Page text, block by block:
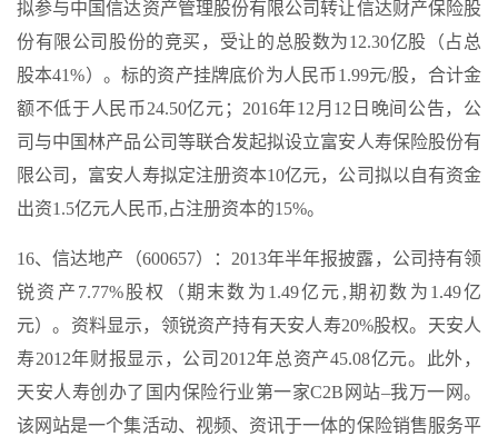
拟参与中国信达资产管理股份有限公司转让信达财产保险股
份有限公司股份的竞买，受让的总股数为12.30亿股（占总
股本41%）。标的资产挂牌底价为人民币1.99元/股，合计金
额不低于人民币24.50亿元；2016年12月12日晚间公告，公
司与中国林产品公司等联合发起拟设立富安人寿保险股份有
限公司，富安人寿拟定注册资本10亿元，公司拟以自有资金
出资1.5亿元人民币,占注册资本的15%。
16、信达地产（600657）：2013年半年报披露，公司持有领
锐资产7.77%股权（期末数为1.49亿元,期初数为1.49亿
元）。资料显示，领锐资产持有天安人寿20%股权。天安人
寿2012年财报显示，公司2012年总资产45.08亿元。此外，
天安人寿创办了国内保险行业第一家C2B网站–我万一网。
该网站是一个集活动、视频、资讯于一体的保险销售服务平